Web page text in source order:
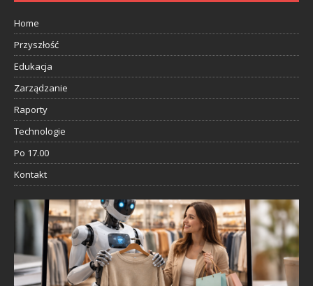
Home
Przyszłość
Edukacja
Zarządzanie
Raporty
Technologie
Po 17.00
Kontakt